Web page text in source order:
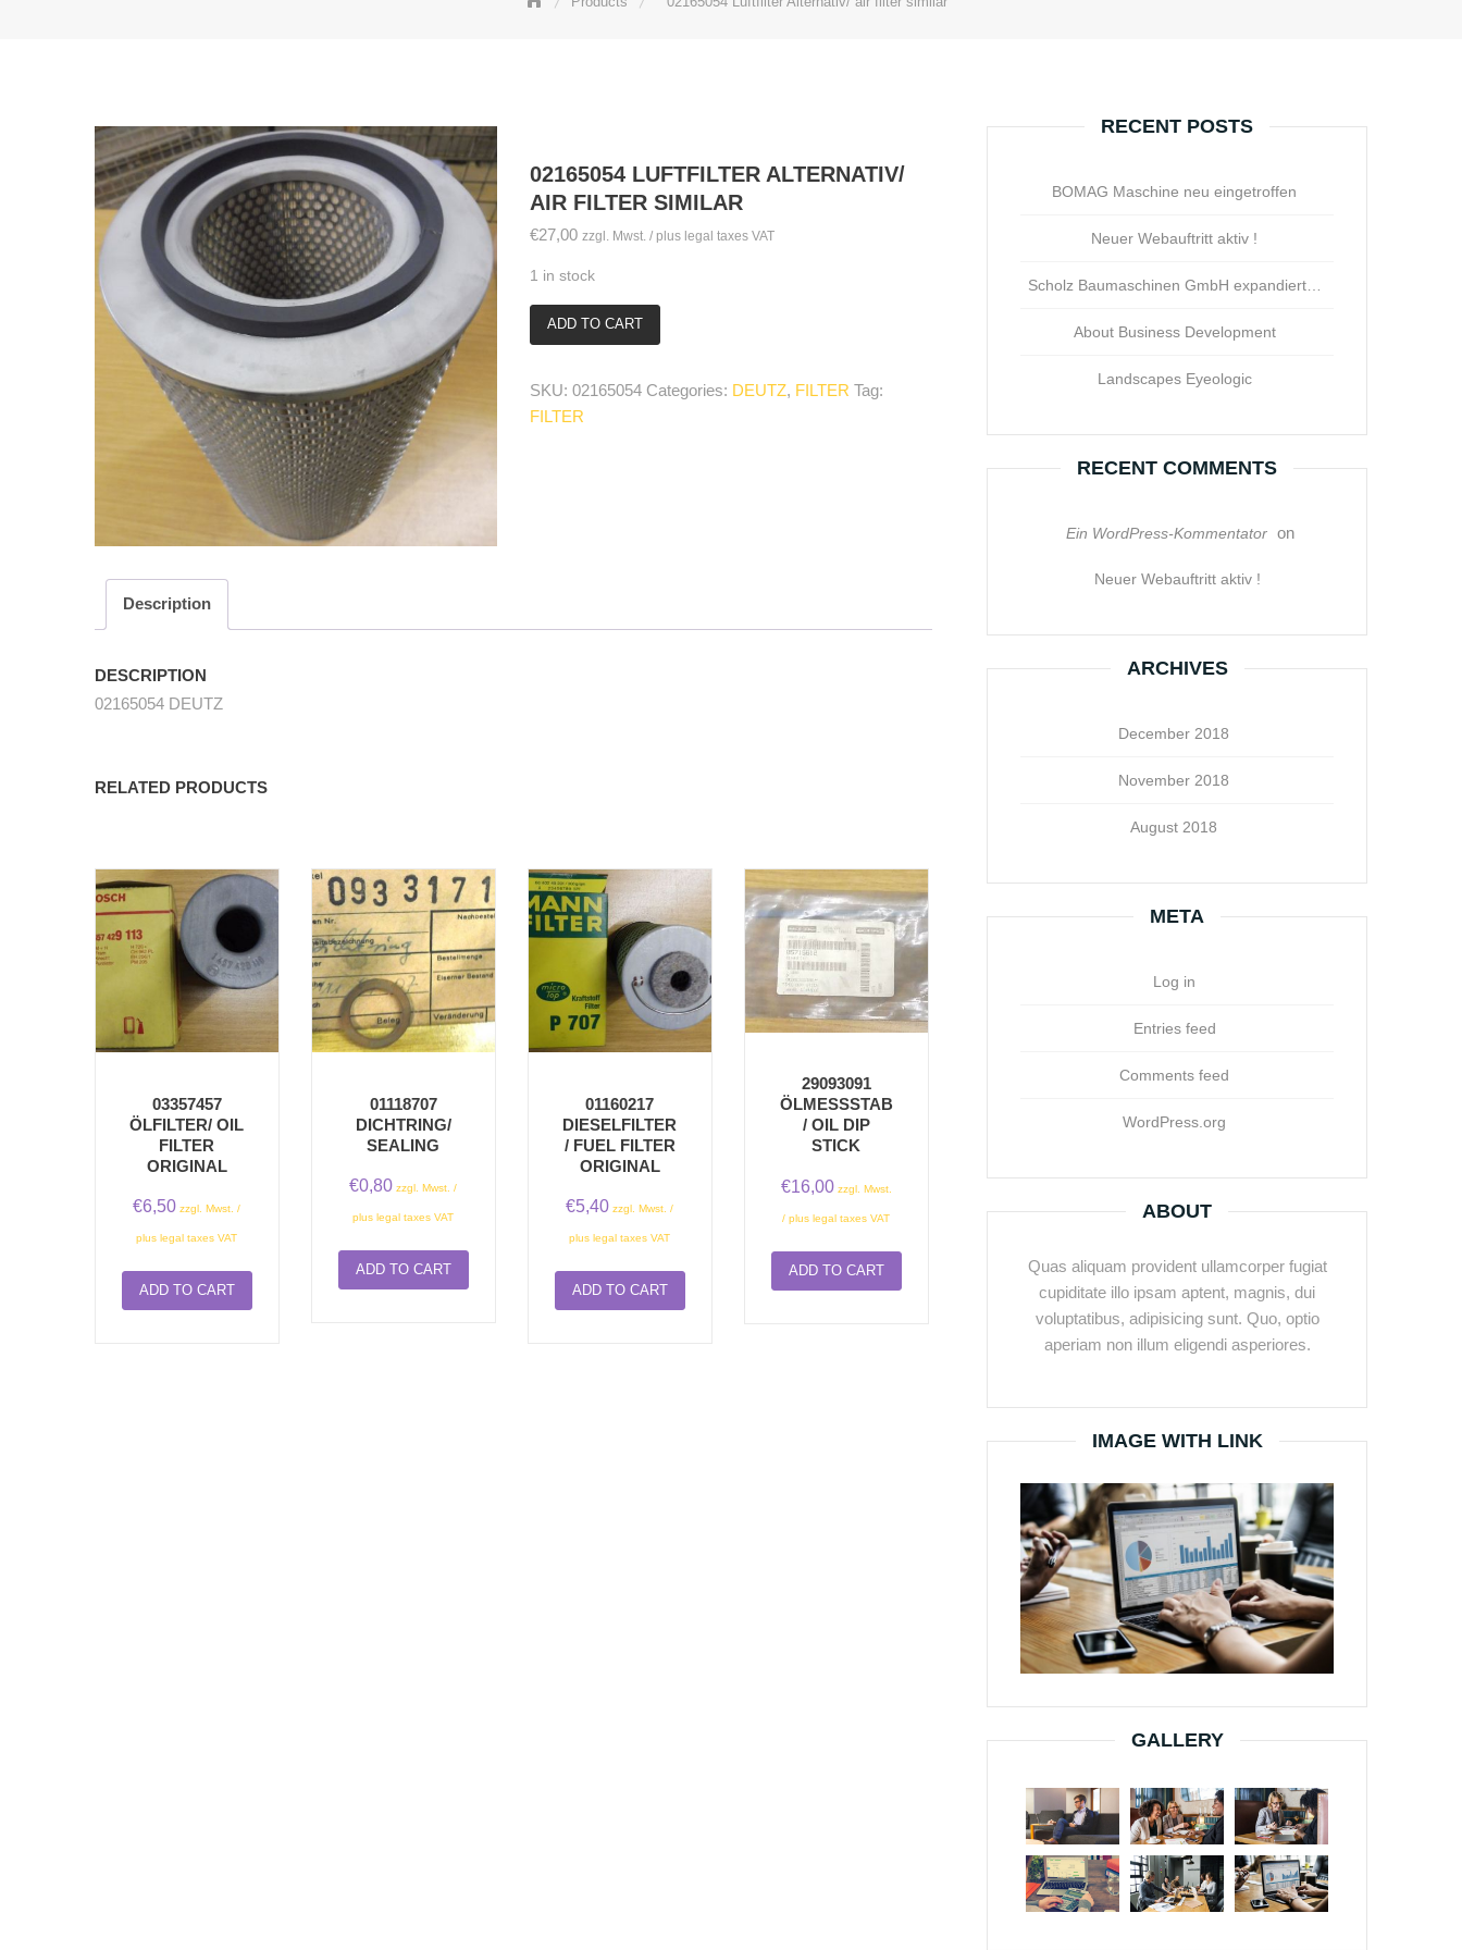
02165054 LUFTFILTER ALTERNATIV/
AIR FILTER SIMILAR
€27,00 zzgl. Mwst. / plus legal taxes VAT
1 in stock
02165054
air
filter
ADD TO CART
SKU:02165054 Categories: DEUTZ, FILTER Tag:
FILTER
Description
DESCRIPTION
02165054 DEUTZ
RELATED PRODUCTS
03357457
ÖLFILTER/ OIL
FILTER
ORIGINAL
€6,50 zzgl. Mwst. /
plus legal taxes VAT
ADD TO CART
01118707
DICHTRING/
SEALING
€0,80 zzgl. Mwst. /
plus legal taxes VAT
ADD TO CART
01160217
DIESELFILTER
/ FUEL FILTER
ORIGINAL
€5,40 zzgl. Mwst. /
plus legal taxes VAT
ADD TO CART
29093091
ÖLMESSSTAB/
OIL DIP S
TICK
€16,00 zzgl. Mwst.
/ plus legal taxes VAT
ADD TO CART
RECENT POSTS
BOMAG Maschine neu eingetroffen
Neuer Webauftritt aktiv !
Scholz Baumaschinen GmbH expandiert…
About Business Development
Landscapes Eyeologic
RECENT COMMENTS
Ein WordPress-Kommentator on
Neuer Webauftritt aktiv !
ARCHIVES
December 2018
November 2018
August 2018
META
Log in
Entries feed
Comments feed
WordPress.org
ABOUT
Quas aliquam provident ullamcorper fugiat
cupiditate illo ipsam aptent, magnis, dui
voluptatibus, adipisicing sunt. Quo, optio
aperiam non illum eligendi asperiores.
IMAGE WITH LINK
GALLERY